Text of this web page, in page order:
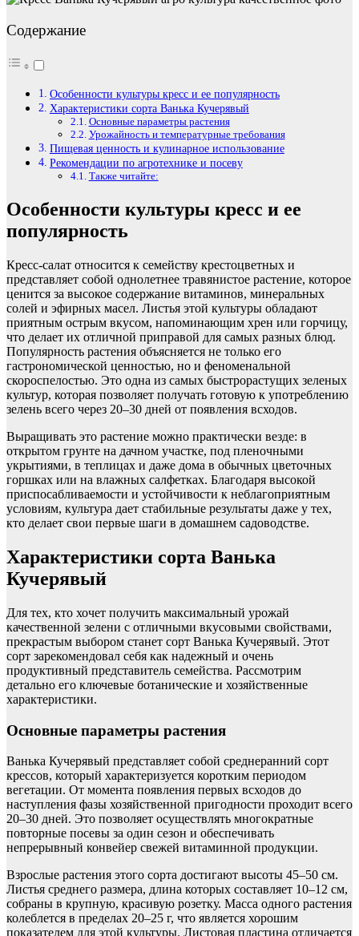
Содержание
Особенности культуры кресс и ее популярность
Характеристики сорта Ванька Кучерявый
Основные параметры растения
Урожайность и температурные требования
Пищевая ценность и кулинарное использование
Рекомендации по агротехнике и посеву
Также читайте:
Особенности культуры кресс и ее
популярность
Кресс-салат относится к семейству крестоцветных и
представляет собой однолетнее травянистое растение, которое
ценится за высокое содержание витаминов, минеральных
солей и эфирных масел. Листья этой культуры обладают
приятным острым вкусом, напоминающим хрен или горчицу,
что делает их отличной приправой для самых разных блюд.
Популярность растения объясняется не только его
гастрономической ценностью, но и феноменальной
скороспелостью. Это одна из самых быстрорастущих зеленых
культур, которая позволяет получать готовую к употреблению
зелень всего через 20–30 дней от появления всходов.
Выращивать это растение можно практически везде: в
открытом грунте на дачном участке, под пленочными
укрытиями, в теплицах и даже дома в обычных цветочных
горшках или на влажных салфетках. Благодаря высокой
приспосабливаемости и устойчивости к неблагоприятным
условиям, культура дает стабильные результаты даже у тех,
кто делает свои первые шаги в домашнем садоводстве.
Характеристики сорта Ванька
Кучерявый
Для тех, кто хочет получить максимальный урожай
качественной зелени с отличными вкусовыми свойствами,
прекрастым выбором станет сорт Ванька Кучерявый. Этот
сорт зарекомендовал себя как надежный и очень
продуктивный представитель семейства. Рассмотрим
детально его ключевые ботанические и хозяйственные
характеристики.
Основные параметры растения
Ванька Кучерявый представляет собой среднеранний сорт
крессов, который характеризуется коротким периодом
вегетации. От момента появления первых всходов до
наступления фазы хозяйственной пригодности проходит всего
20–30 дней. Это позволяет осуществлять многократные
повторные посевы за один сезон и обеспечивать
непрерывный конвейер свежей витаминной продукции.
Взрослые растения этого сорта достигают высоты 45–50 см.
Листья среднего размера, длина которых составляет 10–12 см,
собраны в крупную, красивую розетку. Масса одного растения
колеблется в пределах 20–25 г, что является хорошим
показателем для этой культуры. Листовая пластина отличается